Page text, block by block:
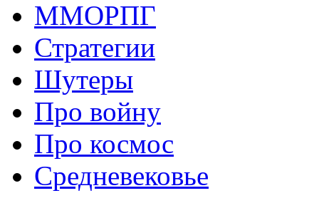
ММОРПГ
Стратегии
Шутеры
Про войну
Про космос
Средневековье